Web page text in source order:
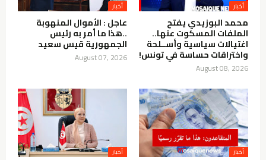
أخبار
محمد البوزيدي يفتح
الملفات المسكوت عنها..
اغتيالات سياسية وأســلحة
واختراقات حساسة في تونس!
August 08, 2026
أخبار
عاجل : الأموال المنهوبة
..هذا ما أمر به رئيس
الجمهورية قيس سعيد
August 07, 2026
أخبار أخبار